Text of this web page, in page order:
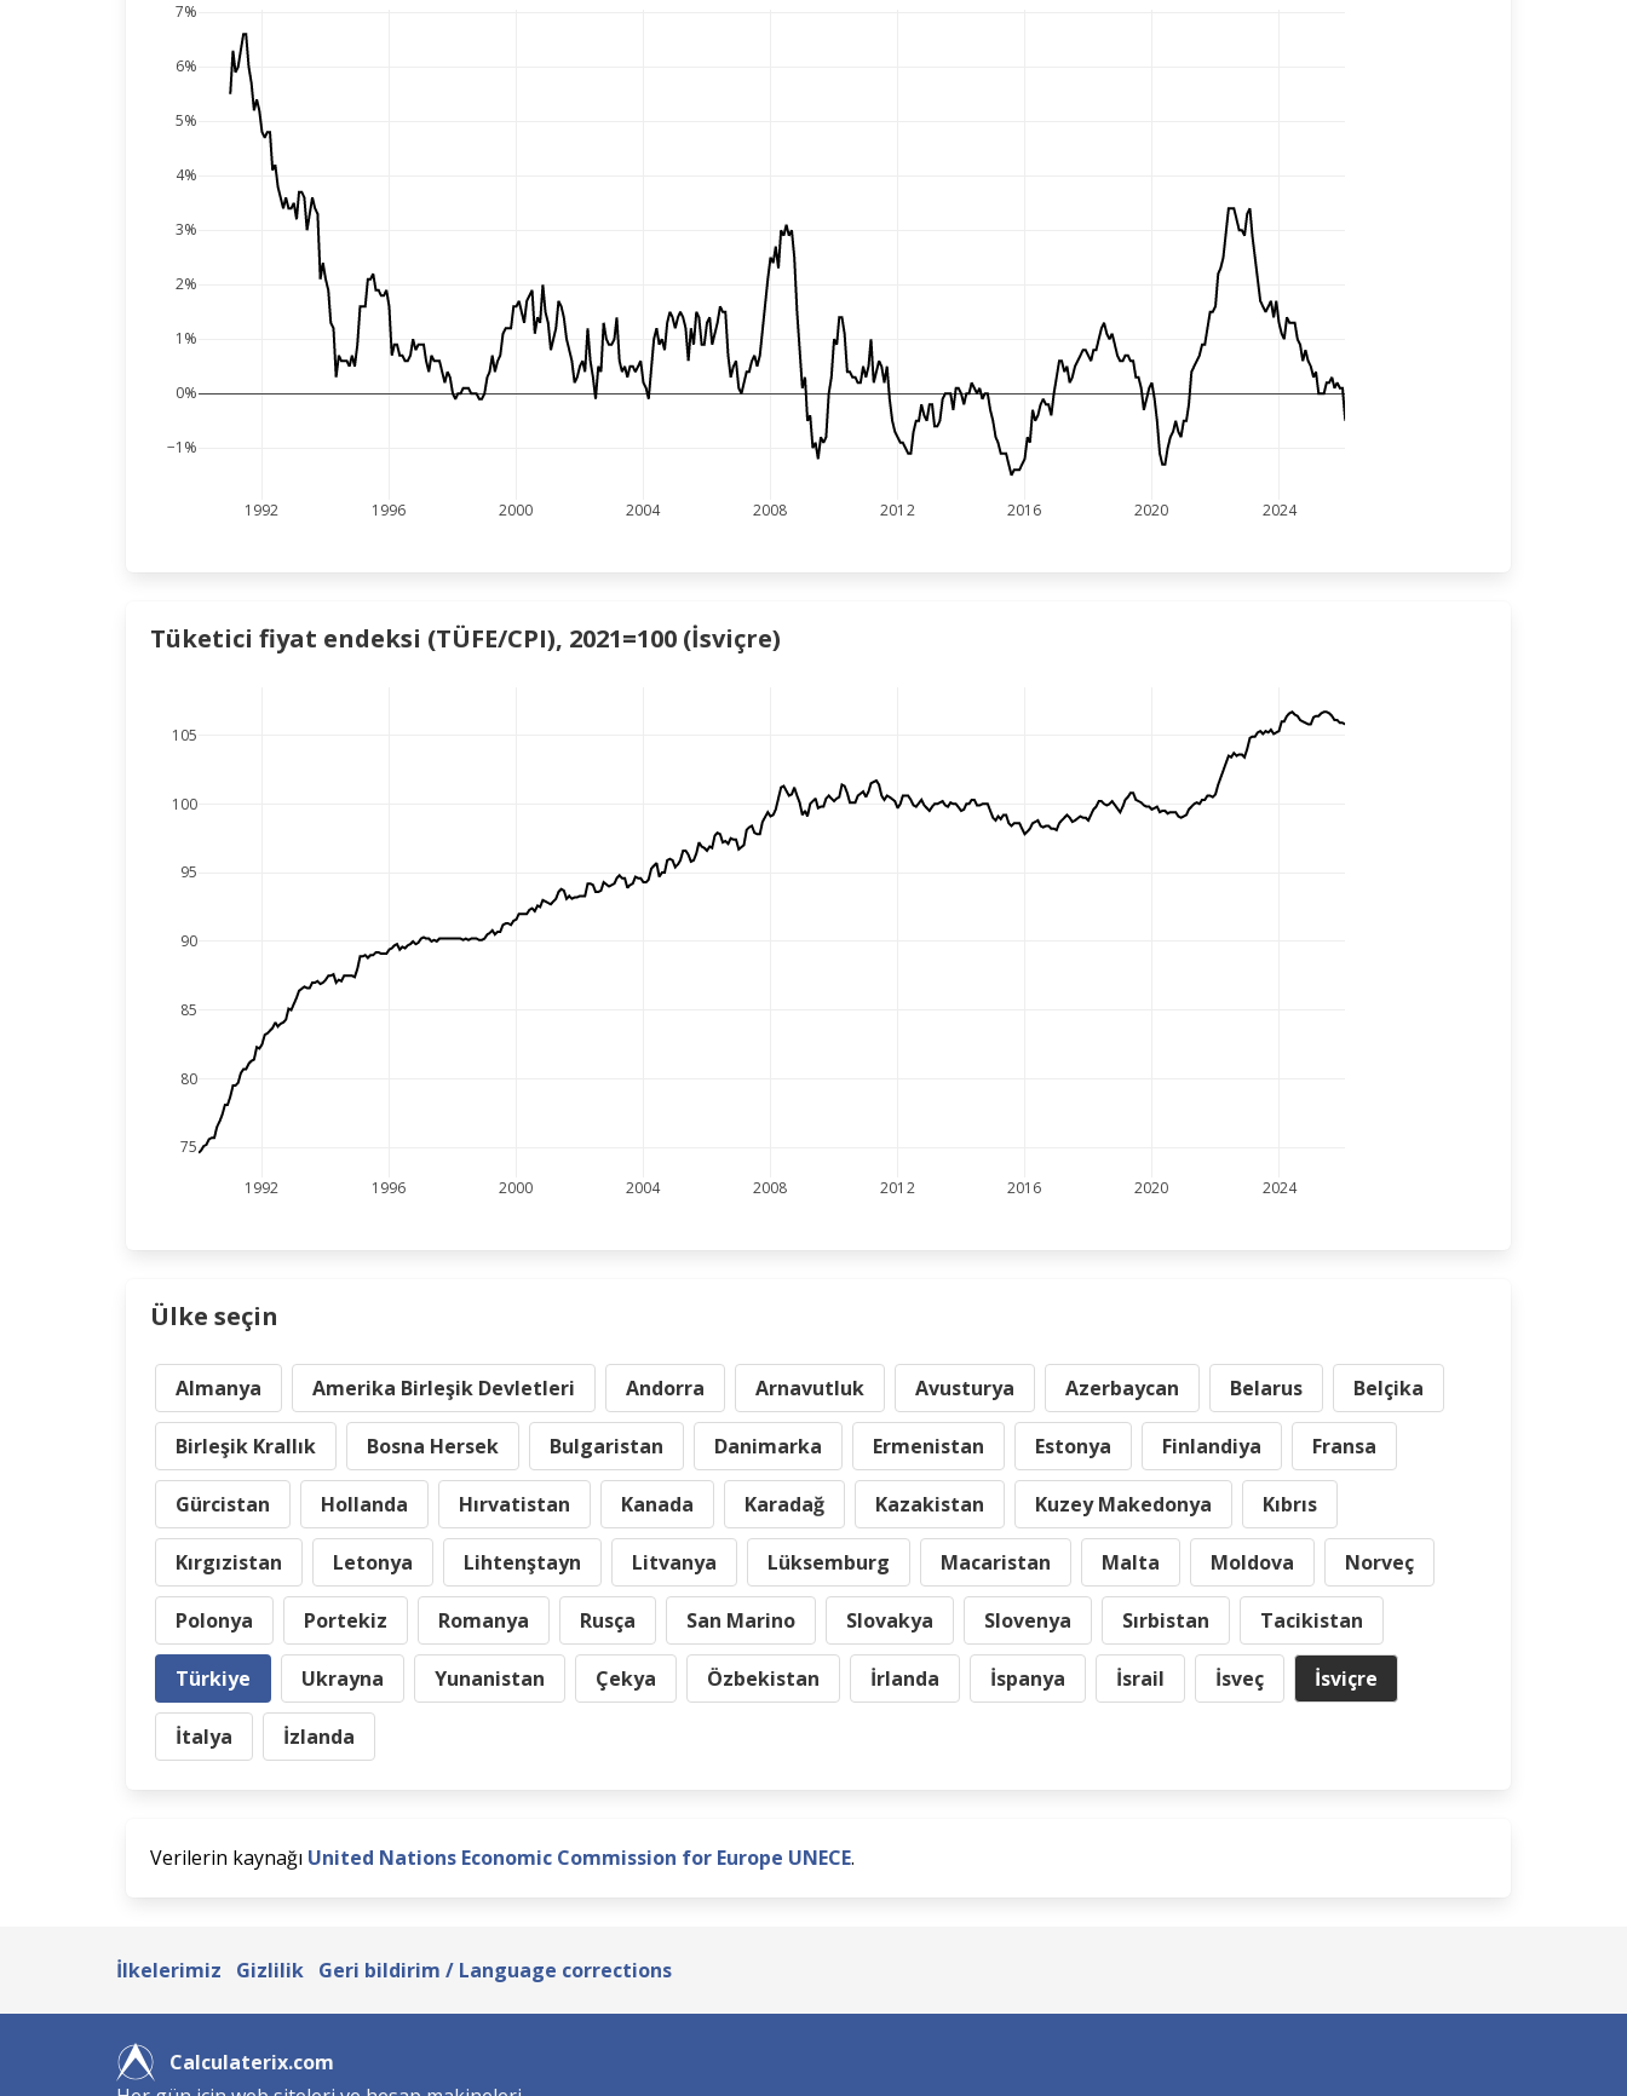
1992 1996 2000 2004 2008 2012 2016 2020 2024
−1%
0%
1%
2%
3%
4%
5%
6%
7%
Tüketici fiyat endeksi (TÜFE/CPI), 2021=100 (İsviçre)
1992 1996 2000 2004 2008 2012 2016 2020 2024
75
80
85
90
95
100
105
Ülke seçin
Almanya Amerika Birleşik Devletleri Andorra Arnavutluk Avusturya Azerbaycan Belarus Belçika
Birleşik Krallık Bosna Hersek Bulgaristan Danimarka Ermenistan Estonya Finlandiya Fransa
Gürcistan Hollanda Hırvatistan Kanada Karadağ Kazakistan Kuzey Makedonya Kıbrıs
Kırgızistan Letonya Lihtenştayn Litvanya Lüksemburg Macaristan Malta Moldova Norveç
Polonya Portekiz Romanya Rusça San Marino Slovakya Slovenya Sırbistan Tacikistan
Türkiye Ukrayna Yunanistan Çekya Özbekistan İrlanda İspanya İsrail İsveç İsviçre
İtalya İzlanda
Verilerin kaynağı United Nations Economic Commission for Europe UNECE.
İlkelerimiz Gizlilik Geri bildirim / Language corrections
Calculaterix.com